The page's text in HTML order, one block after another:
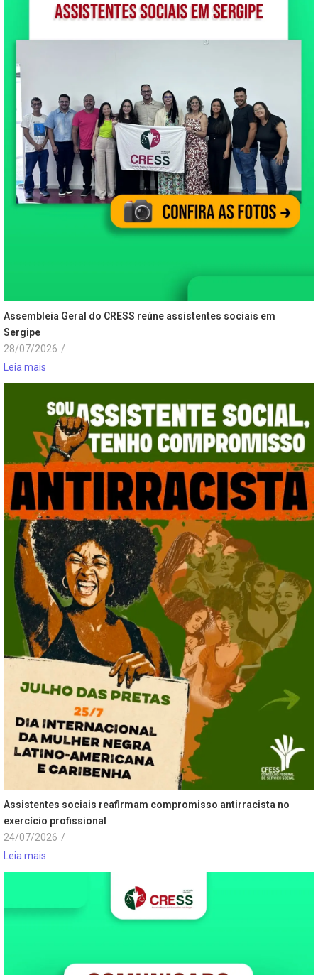
Assembleia Geral do CRESS reúne assistentes sociais em
Sergipe
28/07/2026 /
Leia mais
Assistentes sociais reafirmam compromisso antirracista no
exercício profissional
24/07/2026 /
Leia mais